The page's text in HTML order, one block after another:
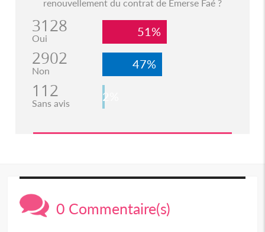
renouvellement du contrat de Emerse Faé ?
3128
Oui 51%
2902
Non 47%
112
Sans avis 2%
0 Commentaire(s)